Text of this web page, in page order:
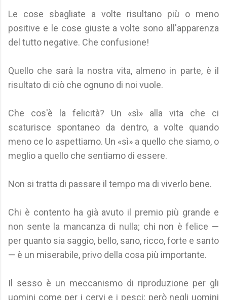
Le cose sbagliate a volte risultano più o meno
positive e le cose giuste a volte sono all'apparenza
del tutto negative. Che confusione!
Quello che sarà la nostra vita, almeno in parte, è il
risultato di ciò che ognuno di noi vuole.
Che cos'è la felicità? Un «sì» alla vita che ci
scaturisce spontaneo da dentro, a volte quando
meno ce lo aspettiamo. Un «sì» a quello che siamo, o
meglio a quello che sentiamo di essere.
Non si tratta di passare il tempo ma di viverlo bene.
Chi è contento ha già avuto il premio più grande e
non sente la mancanza di nulla; chi non è felice —
per quanto sia saggio, bello, sano, ricco, forte e santo
— è un miserabile, privo della cosa più importante.
Il sesso è un meccanismo di riproduzione per gli
uomini come per i cervi e i pesci; però negli uomini